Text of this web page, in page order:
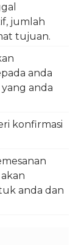
jumlah
tujuan.
anda
anda
konfirmasi
anda dan